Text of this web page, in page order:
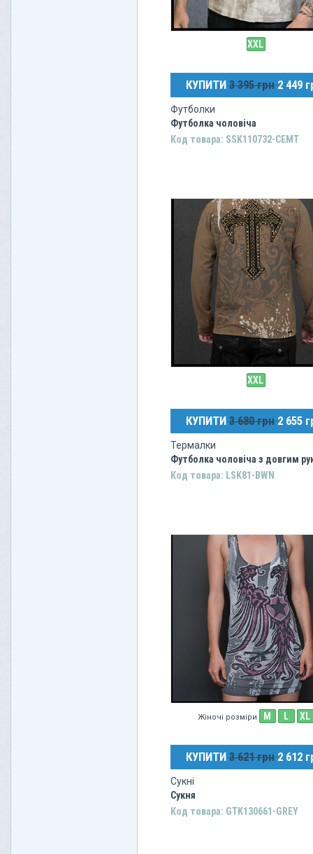
XXL
КУПИТИ 3 395 грн 2 449
Футболки
Футболка чоловіча
Код товара: SSK110732-CEMT
XXL
КУПИТИ 3 680 грн 2 655
Термалки
Футболка чоловіча з довгим
Код товара: LSK81-BWN
Жіночі розміри M L XL
КУПИТИ 3 621 грн 2 612
Сукні
Сукня
Код товара: GTK130661-GREY